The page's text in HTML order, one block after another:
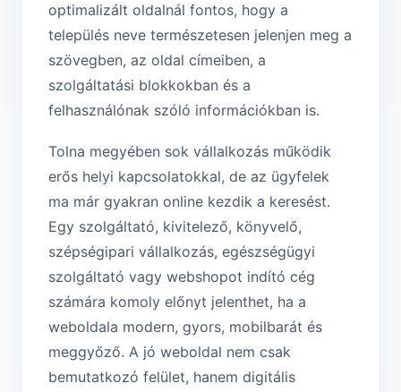
optimalizált oldalnál fontos, hogy a
település neve természetesen jelenjen meg a
szövegben, az oldal címeiben, a
szolgáltatási blokkokban és a
felhasználónak szóló információkban is.
Tolna megyében sok vállalkozás működik
erős helyi kapcsolatokkal, de az ügyfelek
ma már gyakran online kezdik a keresést.
Egy szolgáltató, kivitelező, könyvelő,
szépségipari vállalkozás, egészségügyi
szolgáltató vagy webshopot indító cég
számára komoly előnyt jelenthet, ha a
weboldala modern, gyors, mobilbarát és
meggyőző. A jó weboldal nem csak
bemutatkozó felület, hanem digitális